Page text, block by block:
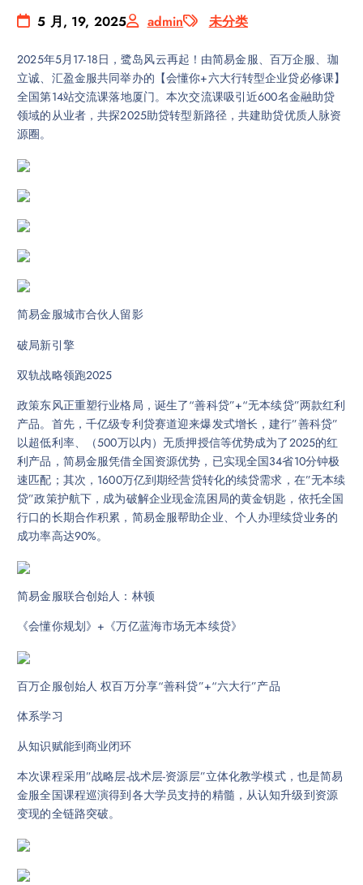
5 月, 19, 2025 admin 未分类
2025年5月17-18日，鹭岛风云再起！由简易金服、百万企服、珈
立诚、汇盈金服共同举办的【会懂你+六大行转型企业贷必修课】
全国第14站交流课落地厦门。本次交流课吸引近600名金融助贷
领域的从业者，共探2025助贷转型新路径，共建助贷优质人脉资
源圈。
简易金服城市合伙人留影
破局新引擎
双轨战略领跑2025
政策东风正重塑行业格局，诞生了“善科贷”+“无本续贷”两款红利
产品。首先，千亿级专利贷赛道迎来爆发式增长，建行”善科贷”
以超低利率、（500万以内）无质押授信等优势成为了2025的红
利产品，简易金服凭借全国资源优势，已实现全国34省10分钟极
速匹配；其次，1600万亿到期经营贷转化的续贷需求，在”无本续
贷”政策护航下，成为破解企业现金流困局的黄金钥匙，依托全国
行口的长期合作积累，简易金服帮助企业、个人办理续贷业务的
成功率高达90%。
简易金服联合创始人：林顿
《会懂你规划》+《万亿蓝海市场无本续贷》
百万企服创始人 权百万分享“善科贷”+“六大行”产品
体系学习
从知识赋能到商业闭环
本次课程采用”战略层-战术层-资源层”立体化教学模式，也是简易
金服全国课程巡演得到各大学员支持的精髓，从认知升级到资源
变现的全链路突破。